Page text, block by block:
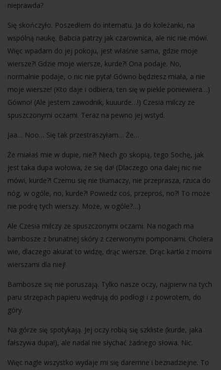
nieprawda?
Się skończyło. Poszedłem do internatu. Ja do koleżanki, na
wspólną naukę. Babcia patrzy jak czarownica, ale nic nie mówi.
Więc wpadam do jej pokoju, jest właśnie sama, gdzie moje
wiersze?! Gdzie moje wiersze, kurde?! Ona podaje. No,
normalnie podaje, o nic nie pyta! Gówno będziesz miała, a nie
moje wiersze! (Kto daje i odbiera, ten się w piekle poniewiera…)
Gówno! (Ale jestem zawodnik, kuuurde…!) Czesia milczy ze
spuszczonymi oczami. Teraz na pewno jej wstyd.
Jaa… Noo… Się tak przestraszyłam… Że…
Że miałaś mie w dupie, nie?! Niech go skopią, tego Sochę, jak
jest taka dupa wołowa, że się da! (Dlaczego ona dalej nic nie
mówi, kurde?! Czemu się nie tłumaczy, nie przeprasza, rzuca do
nóg, w ogóle, no, kurde?! Powiedz coś, przeproś, no?! To może
nie podrę tych wierszy. Może, w ogóle?…)
Ale Czesia milczy ze spuszczonymi oczami. Na nogach ma
bambosze z brunatnej skóry z czerwonymi pomponami. Cholera
wie, dlaczego akurat to widzę, drąc wiersze. Drąc kartki z moimi
wierszami dla niej!
Bambosze się nie poruszają. Tylko nasze oczy, najpierw na tych
paru strzępach papieru wędrują do podłogi i z powrotem, do
góry.
Na górze się spotykają. Jej oczy robią się szkliste (kurde, jaka
fałszywa dupa!), ale nadal nie słychać żadnego słowa. Nic.
Więc nagle wszystko wydaje mi się daremne i beznadziejne. To